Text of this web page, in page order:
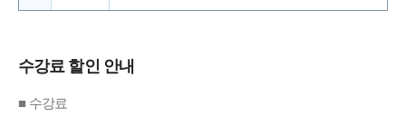
수강료 할인 안내
■ 수강료